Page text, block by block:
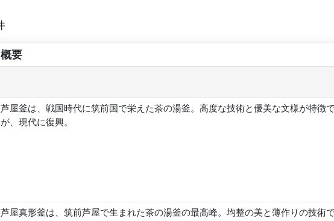
概要
芦屋釜は、戦国時代に筑前国で栄えた茶の湯釜。高度な技術と優美な文様が特徴
が、現代に復興。
芦屋真形釜は、筑前芦屋で生まれた茶の湯釜の最高峰。均整の美と薄作りの技術